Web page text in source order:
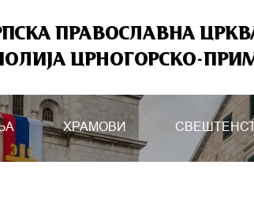
ПРАВОСЛАВНА
ЦРНОГОРСКО-
ХРАМОВИ